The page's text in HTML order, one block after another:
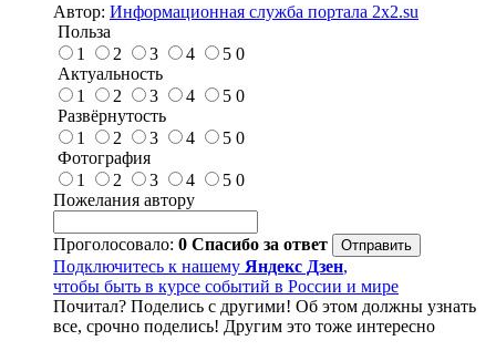
Автор: Информационная служба портала 2x2.su
Польза
1
2 3 4 5 0
Актуальность
1
2 3 4 5 0
Развёрнутость
1
2 3 4 5 0
Фотография
1
2 3 4 5 0
Пожелания автору
Проголосовало: 0 Спасибо за ответ
Подключитесь к нашему Яндекс Дзен,
чтобы быть в курсе событий в России и мире
Почитал? Поделись с другими! Об этом должны узнать
все, срочно поделись! Другим это тоже интересно